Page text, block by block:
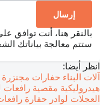
بالنقر هنا، أنت توافق
ستتم معالجة بياناتك
انظر أيضا:
آلات البناء حفارات مجنزرة
هيدروليكية مقصية رافعات
العجلات لوادر حفارة